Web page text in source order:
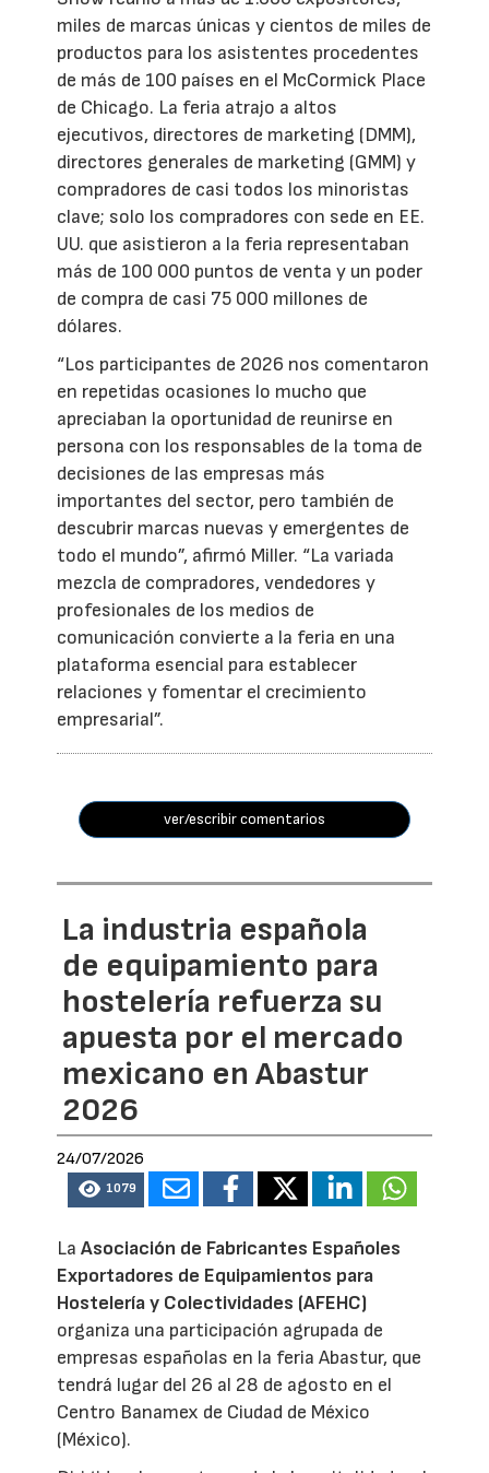
miles de marcas únicas y cientos de miles de
productos para los asistentes procedentes
de más de 100 países en el McCormick Place
de Chicago. La feria atrajo a altos
ejecutivos, directores de marketing (DMM),
directores generales de marketing (GMM) y
compradores de casi todos los minoristas
clave; solo los compradores con sede en EE.
UU. que asistieron a la feria representaban
más de 100 000 puntos de venta y un poder
de compra de casi 75 000 millones de
dólares.
“Los participantes de 2026 nos comentaron
en repetidas ocasiones lo mucho que
apreciaban la oportunidad de reunirse en
persona con los responsables de la toma de
decisiones de las empresas más
importantes del sector, pero también de
descubrir marcas nuevas y emergentes de
todo el mundo”, afirmó Miller. “La variada
mezcla de compradores, vendedores y
profesionales de los medios de
comunicación convierte a la feria en una
plataforma esencial para establecer
relaciones y fomentar el crecimiento
empresarial”.
ver/escribir comentarios
La industria española
de equipamiento para
hostelería refuerza su
apuesta por el mercado
mexicano en Abastur
2026
24/07/2026
1079
LaAsociación de Fabricantes Españoles
Exportadores de Equipamientos para
Hostelería y Colectividades (AFEHC)
organiza una participación agrupada de
empresas españolas en la feria Abastur, que
tendrá lugar del 26 al 28 de agosto en el
Centro Banamex de Ciudad de México
(México).